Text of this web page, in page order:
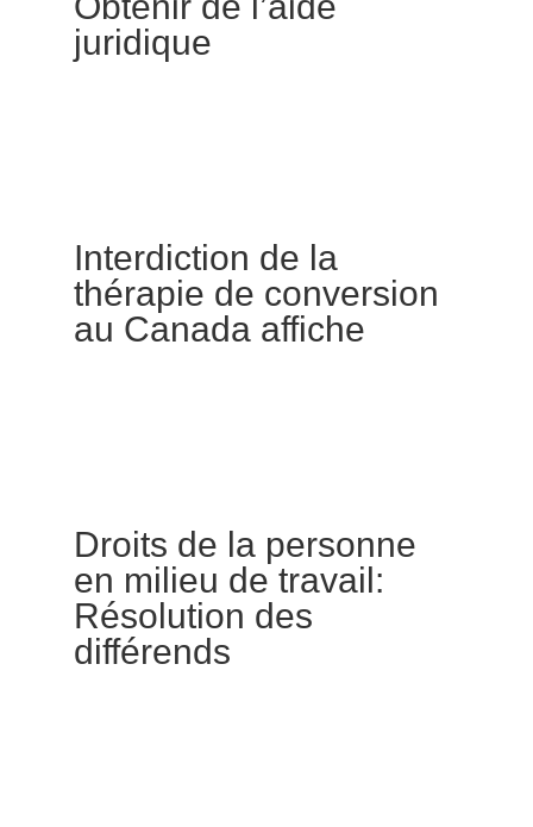
juridique
Interdiction de la
thérapie de conversion
au Canada affiche
Droits de la personne
en milieu de travail:
Résolution des
différends